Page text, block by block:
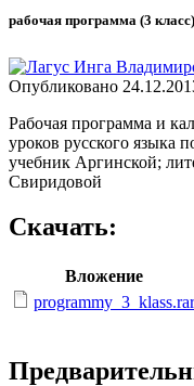
рабочая программа (3
Опубликовано
Рабочая программа и
уроков русского языка
учебник Аргинской;
Свиридовой
Скачать:
Вложение
programmy_3_klass.rar